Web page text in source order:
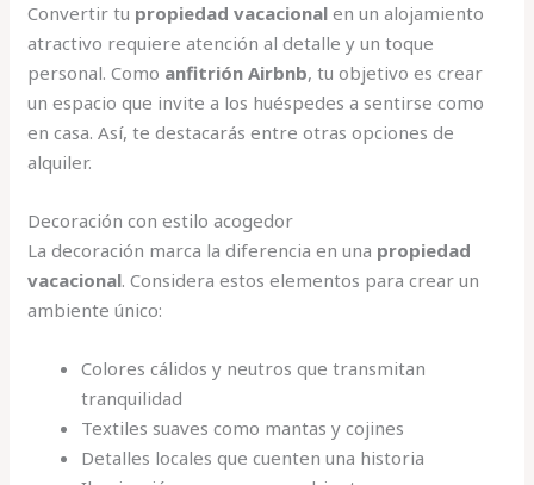
Convertir tu propiedad vacacional en un alojamiento
atractivo requiere atención al detalle y un toque
personal. Como anfitrión Airbnb, tu objetivo es crear
un espacio que invite a los huéspedes a sentirse como
en casa. Así, te destacarás entre otras opciones de
alquiler.
Decoración con estilo acogedor
La decoración marca la diferencia en una propiedad
vacacional. Considera estos elementos para crear un
ambiente único:
Colores cálidos y neutros que transmitan
tranquilidad
Textiles suaves como mantas y cojines
Detalles locales que cuenten una historia